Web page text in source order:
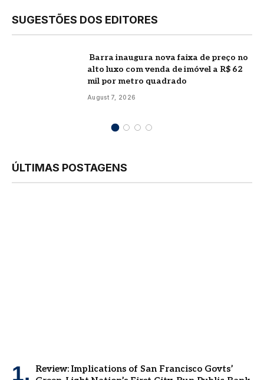
SUGESTÕES DOS EDITORES
Barra inaugura nova faixa de preço no
alto luxo com venda de imóvel a R$ 62
mil por metro quadrado
August 7, 2026
ÚLTIMAS POSTAGENS
Review: Implications of San Francisco Govts’